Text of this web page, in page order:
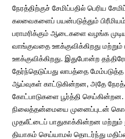
நேரத்திற்குச் சேமிப்பதில் பெரிய
கலவைகளைப் பயன்படுத்தும்
பராமரிக்கும் ஆடைகளை வழங்க
வாங்குவதை ஊக்குவிக்கிறது மற்றும்
ஊக்குவிக்கிறது. இதுபோன்ற
தேர்ந்தெடுப்பது லாபத்தை
ஆய்வுகள் காட்டுகின்றன, அதே
கோட்பாடுகளை பூர்த்தி
நிலைத்தன்மையை முனைப்புடன்
முதலீட்டைப் பாதுகாக்கின்றன
தியாகம் செய்யாமல் தொடர்ந்து